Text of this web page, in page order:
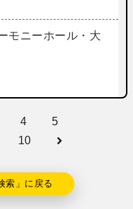
モニーホール・大
4
5
10
索」に戻る